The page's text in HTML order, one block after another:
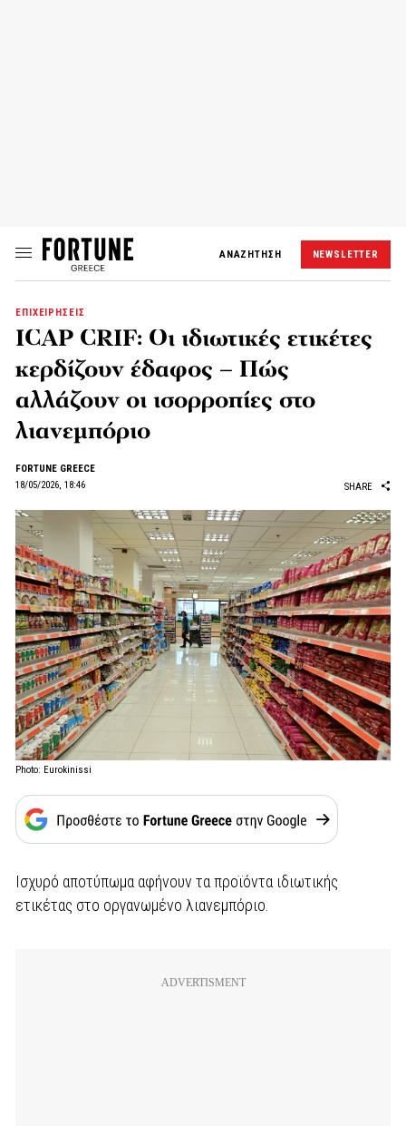
ΑΝΑΖΗΤΗΣΗ NEWSLETTER
ΕΠΙΧΕΙΡΗΣΕΙΣ
ICAP CRIF: Οι ιδιωτικές ετικέτες
κερδίζουν έδαφος – Πώς
αλλάζουν οι ισορροπίες στο
λιανεμπόριο
FORTUNE GREECE
18/05/2026, 18:46
SHARE
Photo: Eurokinissi
Ισχυρό αποτύπωμα αφήνουν τα προϊόντα ιδιωτικής
ετικέτας στο οργανωμένο λιανεμπόριο.